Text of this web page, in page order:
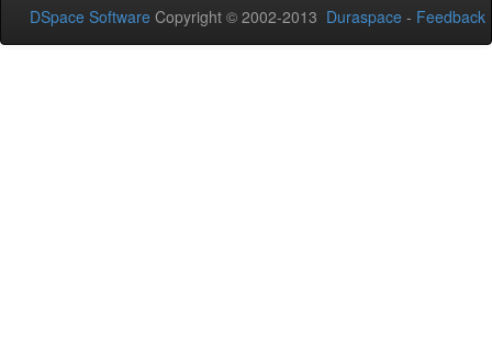
DSpace Software Copyright © 2002-2013 Duraspace - Feedback